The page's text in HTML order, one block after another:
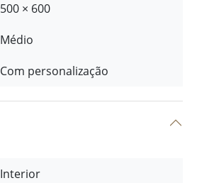
500 × 600
Médio
Com personalização
Interior